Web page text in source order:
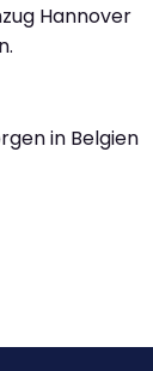
Hannover
in Belgien